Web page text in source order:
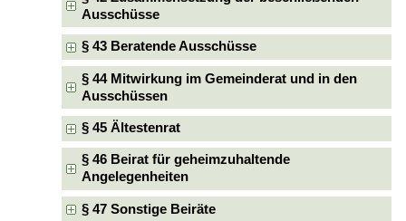
Ausschüsse
§ 43 Beratende Ausschüsse
§ 44 Mitwirkung im Gemeinderat und in den
Ausschüssen
§ 45 Ältestenrat
§ 46 Beirat für geheimzuhaltende
Angelegenheiten
§ 47 Sonstige Beiräte